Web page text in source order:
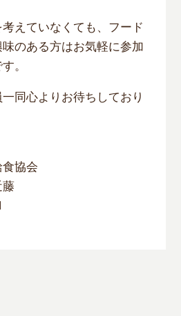
えていなくても、フード
のある方はお気軽に参加
。
同心よりお待ちしており
協会